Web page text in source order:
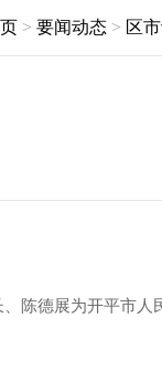
> 要闻动态 > 区
陈德展为开平市人